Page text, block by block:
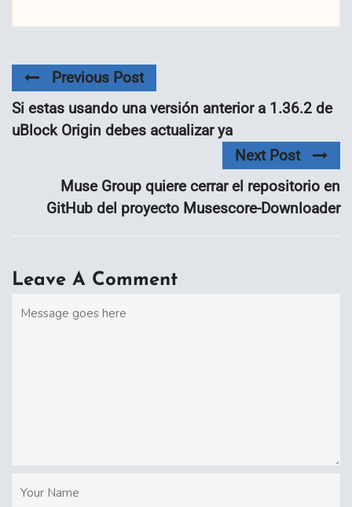
Previous Post
Si estas usando una versión anterior a 1.36.2 de
uBlock Origin debes actualizar ya
Next Post
Muse Group quiere cerrar el repositorio en
GitHub del proyecto Musescore-Downloader
Leave A Comment